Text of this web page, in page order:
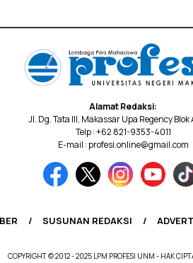
Alamat Redaksi:
Jl. Dg. Tata III, Makassar Upa Regency Blok
Telp : +62 821-9353-4011
E-mail : profesi.online@gmail.com
SUSUNAN REDAKSI
COPYRIGHT © 2012 - 2025 LPM PROFESI UNM - HAK